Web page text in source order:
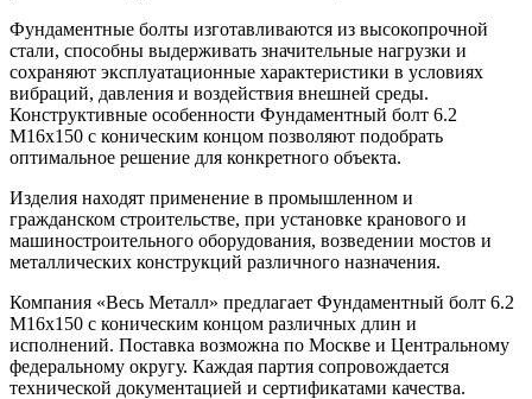
Фундаментные болты изготавливаются из высокопрочной
стали, способны выдерживать значительные нагрузки и
сохраняют эксплуатационные характеристики в условиях
вибраций, давления и воздействия внешней среды.
Конструктивные особенности Фундаментный болт 6.2
М16х150 с коническим концом позволяют подобрать
оптимальное решение для конкретного объекта.
Изделия находят применение в промышленном и
гражданском строительстве, при установке кранового и
машиностроительного оборудования, возведении мостов и
металлических конструкций различного назначения.
Компания «Весь Металл» предлагает Фундаментный болт 6.2
М16х150 с коническим концом различных длин и
исполнений. Поставка возможна по Москве и Центральному
федеральному округу. Каждая партия сопровождается
технической документацией и сертификатами качества.